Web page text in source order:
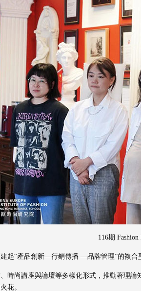
116期
起“產品創新—行銷傳播 —品牌管理”的複合
時尚講座與論壇等多樣化形式，推動著理
花。